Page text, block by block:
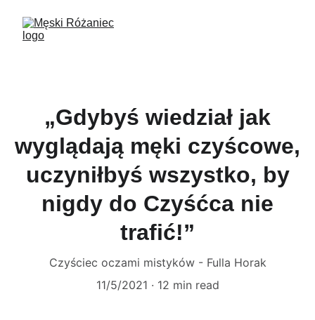
„Gdybyś wiedział jak
wyglądają męki czyścowe,
uczyniłbyś wszystko, by
nigdy do Czyśćca nie
trafić!”
Czyściec oczami mistyków - Fulla Horak
11/5/2021
12 min read